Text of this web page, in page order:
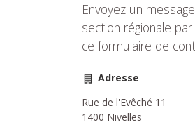
Envoyez un
section régionale
ce formulaire de
Adresse
Rue de l'Evêché 11
1400 Nivelles